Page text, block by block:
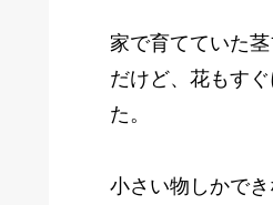
家で育てていた
だけど、花もす
た。
小さい物しかで